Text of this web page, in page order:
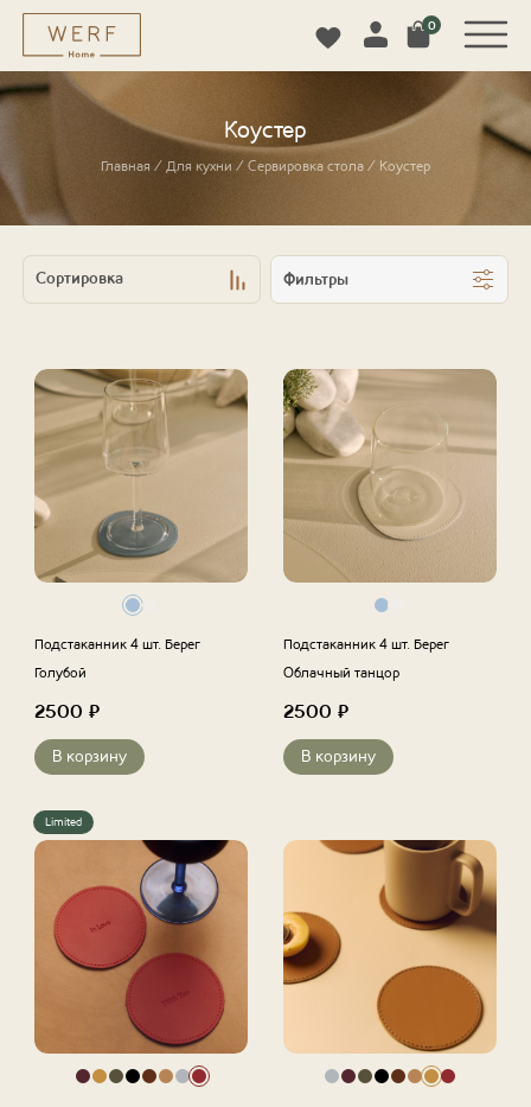
0
Коустер
Главная / Для кухни / Сервировка стола / Коустер
Фильтры
Подстаканник 4 шт. Берег
Голубой
2500 ₽
В корзину
Подстаканник 4 шт. Берег
Облачный танцор
2500 ₽
В корзину
Limited